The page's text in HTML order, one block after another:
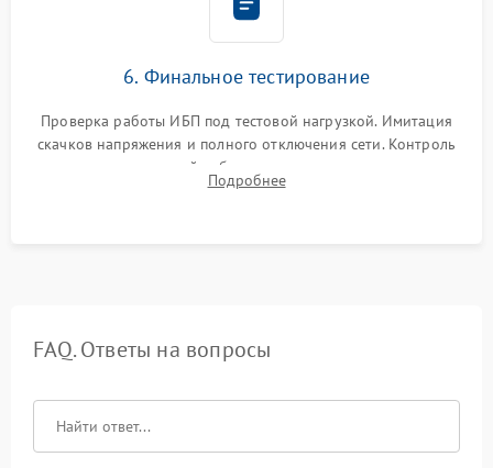
6. Финальное тестирование
Проверка работы ИБП под тестовой нагрузкой. Имитация
скачков напряжения и полного отключения сети. Контроль
времени автономной работы, температурного режима и
корректности формы выходного сигнала.
Подробнее
FAQ. Ответы на вопросы